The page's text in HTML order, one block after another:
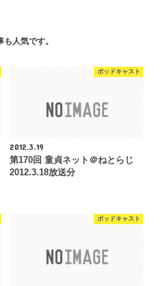
人気です。
ポッドキャスト
2012.3.19
第170回 童貞ネット＠ねとらじ
2012.3.18放送分
ポッドキャスト